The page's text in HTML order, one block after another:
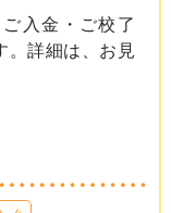
入金・ご校了
。詳細は、お見